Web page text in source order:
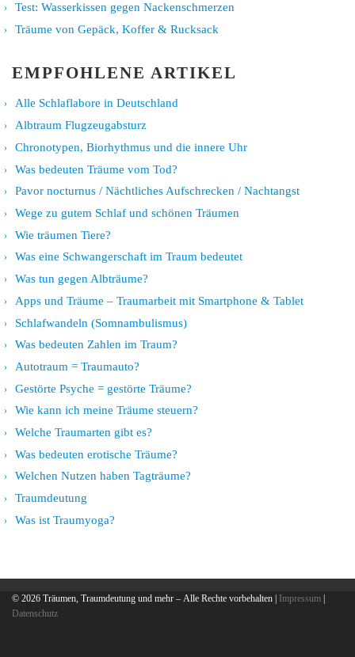
Test: Wasserkissen gegen Nackenschmerzen
Träume von Gepäck, Koffer & Rucksack
EMPFOHLENE ARTIKEL
Alle Schlaflabore in Deutschland
Albtraum Flugzeugabsturz
Chronotypen, Biorhythmus und die innere Uhr
Was bedeuten Träume vom Tod?
Pavor nocturnus / Nächtliches Aufschrecken / Nachtangst
Wege zu gutem Schlaf und schönen Träumen
Wie träumen Tiere?
Was eine Schwangerschaft im Traum bedeutet
Was tun gegen Albträume?
Apps und Träume – Traumarbeit mit Smartphone & Tablet
Schlafwandeln (Somnambulismus)
Was bedeuten Zahlen im Traum?
Autotraum = Traumauto?
Gestörte Psyche = gestörte Träume?
Wie kann ich meine Träume steuern?
Welche Traumarten gibt es?
Was bedeuten erotische Träume?
Welchen Nutzen haben Tagträume?
Traumdeutung
Was ist Traumyoga?
© 2026 Träumen, Traumdeutung und mehr – Alle Rechte vorbehalten | Impressum
Datenschutz